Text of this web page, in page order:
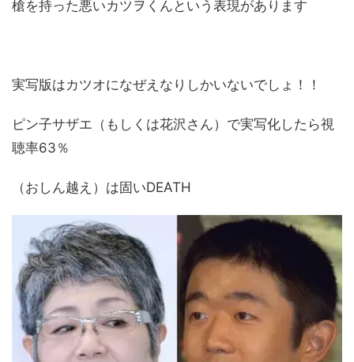
槍を持った悪いカツヲくんという表現があります
実写版はカツオになぜえなりしかいないでしょ！！
ピン子サザエ（もしくは花沢さん）で実写化したら視
聴率63％
（おしん越え）は固いDEATH